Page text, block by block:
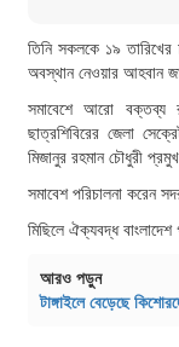
তিনি সকলকে ১৯ তারিখের
অবস্থান নেওয়ার আহবান
সমাবেশে আরো বক্তব্য
ছাত্রশিবিরের জেলা
মিজানুর রহমান চৌধুরী
সমাবেশ পরিচালনা করেন
মিছিলে ঐক্যবদ্ধ বাংলাদেশ
আরও পড়ুন
টাঙ্গাইলে বেড়েছে